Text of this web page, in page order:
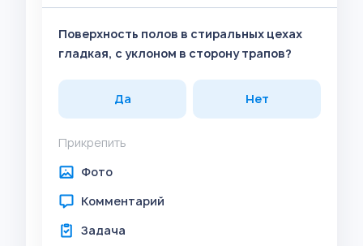
Поверхность полов в стиральных цехах
гладкая, с уклоном в сторону трапов?
Да Нет
Прикрепить
Фото
Комментарий
Задача